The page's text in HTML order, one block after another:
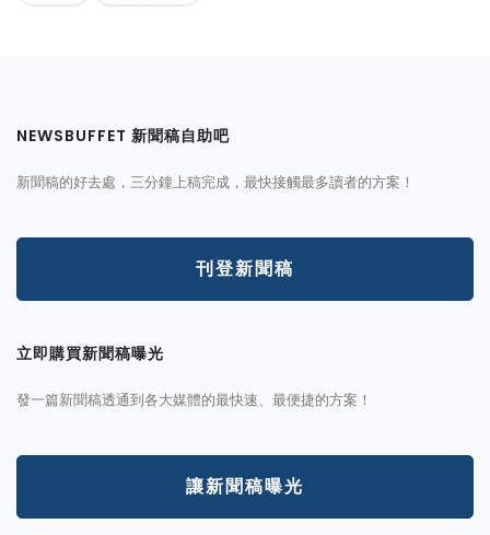
NEWSBUFFET 新聞稿自助吧
新聞稿的好去處，三分鐘上稿完成，最快接觸最多讀者的方案！
刊登新聞稿
立即購買新聞稿曝光
發一篇新聞稿透通到各大媒體的最快速、最便捷的方案！
讓新聞稿曝光